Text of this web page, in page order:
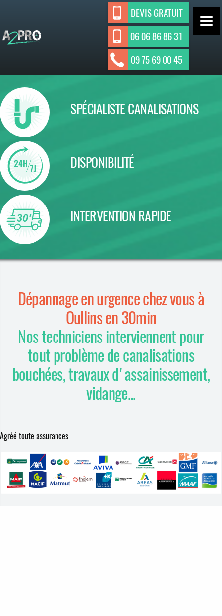
contenu
DEVIS GRATUIT
06 06 86 86 31
09 75 69 00 45
ASSAINISSEMENT INDIVIDUEL ET
COLLECTIF
SPÉCIALISTE CANALISATIONS
DISPONIBILITÉ
INTERVENTION RAPIDE
Dépannage en urgence chez vous à
Oullins en 30min
Nos techniciens interviennent pour
tout problème de canalisations
bouchées, travaux d'assainissement,
vidange...
Agréé toute assurances